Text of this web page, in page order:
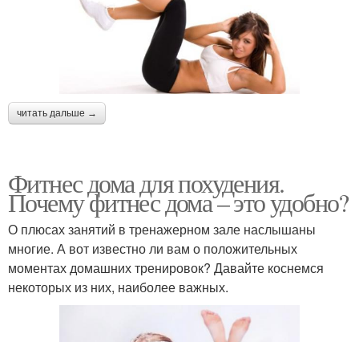
читать дальше →
Фитнес дома для похудения.
Почему фитнес дома – это удобно?
О плюсах занятий в тренажерном зале наслышаны
многие. А вот известно ли вам о положительных
моментах домашних тренировок? Давайте коснемся
некоторых из них, наиболее важных.